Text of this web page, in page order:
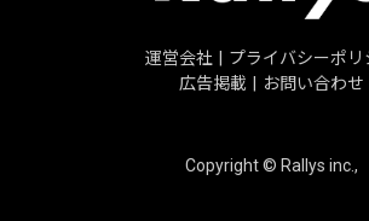
運営会社
プライバシーポリ
広告掲載
お問い合わせ
Copyright © Rallys inc.,